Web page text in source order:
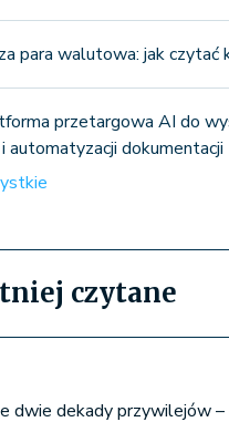
para walutowa: jak czytać
przetargowa AI do
automatyzacji dokumentacji
czytane
dwie dekady przywilejów –